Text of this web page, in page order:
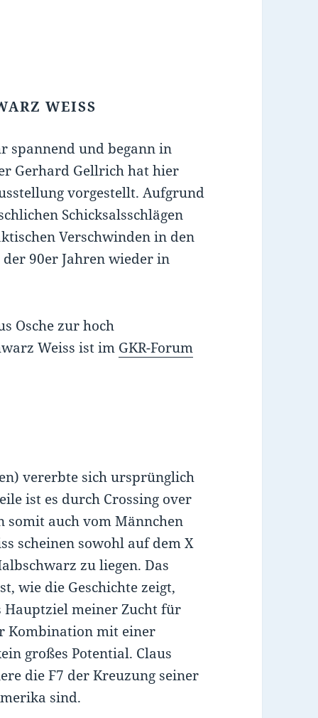
WEISS
spannend und begann in
Gerhard Gellrich hat hier
vorgestellt. Aufgrund
Schicksalsschlägen
Verschwinden in den
90er Jahren wieder in
Osche zur hoch
Weiss ist im GKR-Forum
vererbte sich ursprünglich
ist es durch Crossing over
somit auch vom Männchen
scheinen sowohl auf dem X
zu liegen. Das
wie die Geschichte zeigt,
Hauptziel meiner Zucht für
Kombination mit einer
großes Potential. Claus
die F7 der Kreuzung seiner
sind.